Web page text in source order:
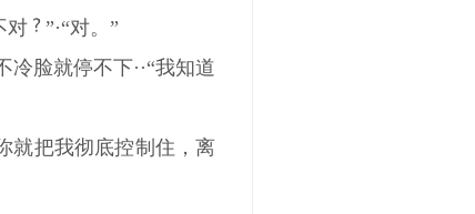
对
”·“对。”
脸就停不下··“我知道
就把我彻底控制住，离